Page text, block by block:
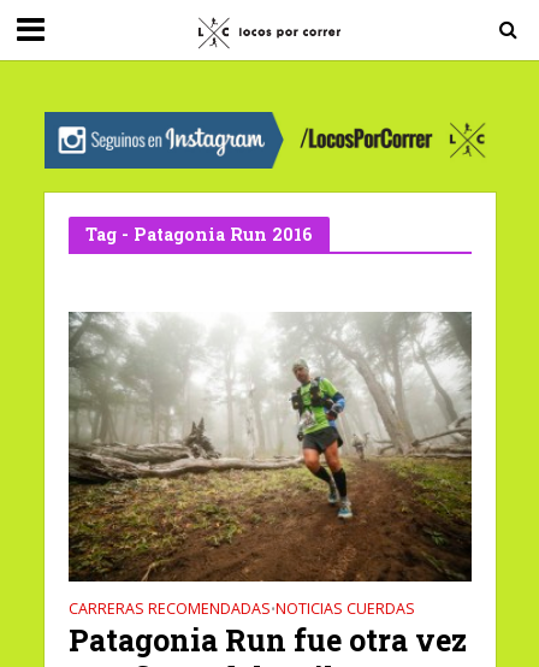
G-0X2PD3RFLV
Tag - Patagonia Run 2016
CARRERAS RECOMENDADAS•NOTICIAS CUERDAS
Patagonia Run fue otra vez